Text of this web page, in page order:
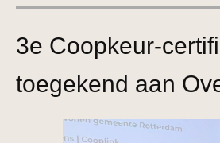
3e Coopkeur-
toegekend aan